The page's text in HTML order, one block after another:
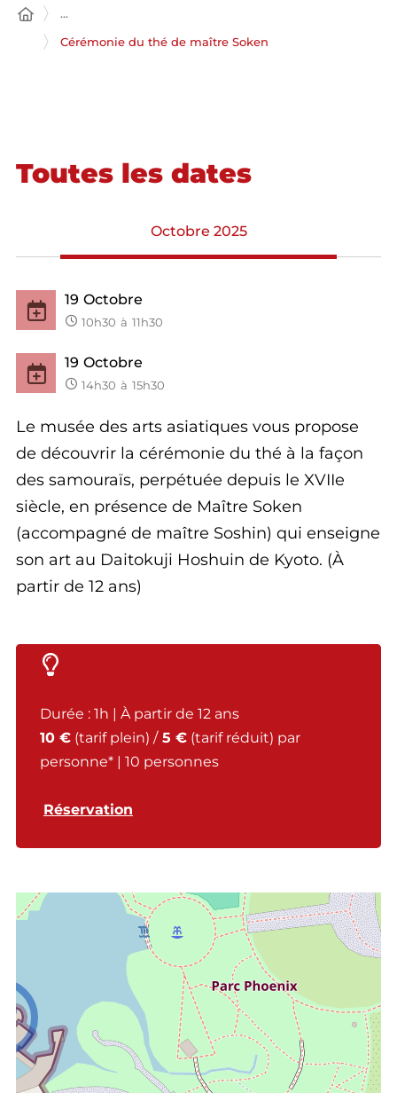
...
Cérémonie du thé de maître Soken
Toutes les dates
Octobre 2025
19 Octobre
10h30 à 11h30
19 Octobre
14h30 à 15h30
Le musée des arts asiatiques vous propose
de découvrir la cérémonie du thé à la façon
des samouraïs, perpétuée depuis le XVIIe
siècle, en présence de Maître Soken
(accompagné de maître Soshin) qui enseigne
son art au Daitokuji Hoshuin de Kyoto. (À
partir de 12 ans)
Durée : 1h | À partir de 12 ans
10 € (tarif plein) /5 € (tarif réduit) par
personne* | 10 personnes
Réservation